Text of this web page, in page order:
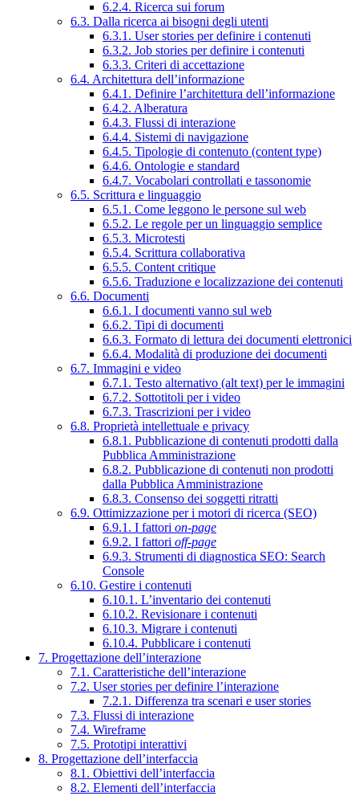
6.2.4. Ricerca sui forum
6.3. Dalla ricerca ai bisogni degli utenti
6.3.1. User stories per definire i contenuti
6.3.2. Job stories per definire i contenuti
6.3.3. Criteri di accettazione
6.4. Architettura dell’informazione
6.4.1. Definire l’architettura dell’informazione
6.4.2. Alberatura
6.4.3. Flussi di interazione
6.4.4. Sistemi di navigazione
6.4.5. Tipologie di contenuto (content type)
6.4.6. Ontologie e standard
6.4.7. Vocabolari controllati e tassonomie
6.5. Scrittura e linguaggio
6.5.1. Come leggono le persone sul web
6.5.2. Le regole per un linguaggio semplice
6.5.3. Microtesti
6.5.4. Scrittura collaborativa
6.5.5. Content critique
6.5.6. Traduzione e localizzazione dei contenuti
6.6. Documenti
6.6.1. I documenti vanno sul web
6.6.2. Tipi di documenti
6.6.3. Formato di lettura dei documenti elettronici
6.6.4. Modalità di produzione dei documenti
6.7. Immagini e video
6.7.1. Testo alternativo (alt text) per le immagini
6.7.2. Sottotitoli per i video
6.7.3. Trascrizioni per i video
6.8. Proprietà intellettuale e privacy
6.8.1. Pubblicazione di contenuti prodotti dalla
Pubblica Amministrazione
6.8.2. Pubblicazione di contenuti non prodotti
dalla Pubblica Amministrazione
6.8.3. Consenso dei soggetti ritratti
6.9. Ottimizzazione per i motori di ricerca (SEO)
6.9.1. I fattori on-page
6.9.2. I fattori off-page
6.9.3. Strumenti di diagnostica SEO: Search
Console
6.10. Gestire i contenuti
6.10.1. L’inventario dei contenuti
6.10.2. Revisionare i contenuti
6.10.3. Migrare i contenuti
6.10.4. Pubblicare i contenuti
7. Progettazione dell’interazione
7.1. Caratteristiche dell’interazione
7.2. User stories per definire l’interazione
7.2.1. Differenza tra scenari e user stories
7.3. Flussi di interazione
7.4. Wireframe
7.5. Prototipi interattivi
8. Progettazione dell’interfaccia
8.1. Obiettivi dell’interfaccia
8.2. Elementi dell’interfaccia